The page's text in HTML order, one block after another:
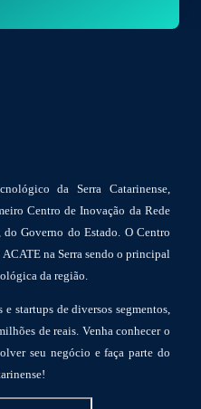
da Serra Catarinense,
Centro de Inovação da Rede
Governo do Estado. O Centro
na Serra sendo o principal
da região.
e startups de diversos segmentos,
de reais. Venha conhecer o
seu negócio e faça parte do